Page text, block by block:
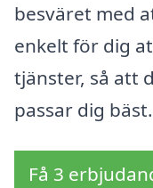
besväret med
enkelt för dig
tjänster, så att
passar dig bäst.
Få 3